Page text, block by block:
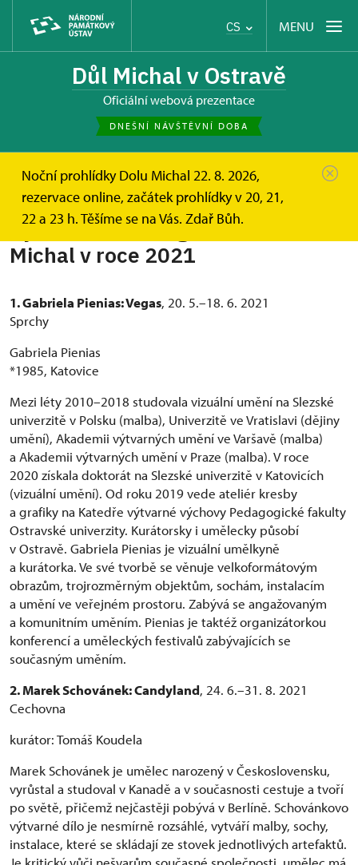
CS MENU
Důl Michal v Ostravě
oficiální webová prezentace
DNEŠNÍ NÁVŠTĚVNÍ DOBA
Noční prohlídky Dolu Michal 22. 8. 2026,
rezervace online, začátek prohlídky v 20, 21,
22 a 23 h. Těšíme se na Vás. Zdař Bůh.
Výstavní činnost galerie Dolu
Michal v roce 2021
1. Gabriela Pienias: Vegas, 20. 5.–18. 6. 2021
Sprchy
Gabriela Pienias
*1985, Katovice
Mezi léty 2010–2018 studovala vizuální umění na Slezské
univerzitě v Polsku (malba), Univerzitě ve Vratislavi (dějiny
umění), Akademii výtvarných umění ve Varšavě (malba)
a Akademii výtvarných umění v Praze (malba). V roce
2020 získala doktorát na Slezské univerzitě v Katovicích
(vizuální umění). Od roku 2019 vede ateliér kresby
a grafiky na Katedře výtvarné výchovy Pedagogické fakulty
Ostravské univerzity. Kurátorsky i umělecky působí
v Ostravě. Gabriela Pienias je vizuální umělkyně
a kurátorka. Ve své tvorbě se věnuje velkoformátovým
obrazům, trojrozměrným objektům, sochám, instalacím
a umění ve veřejném prostoru. Zabývá se angažovaným
a komunitním uměním. Pienias je taktéž organizátorkou
konferencí a uměleckých festivalů zabývajících se
současným uměním.
2. Marek Schovánek: Candyland, 24. 6.–31. 8. 2021
Cechovna
kurátor: Tomáš Koudela
Marek Schovánek je umělec narozený v Československu,
vyrůstal a studoval v Kanadě a v současnosti cestuje a tvoří
po světě, přičemž nejčastěji pobývá v Berlíně. Schovánkovo
výtvarné dílo je nesmírně rozsáhlé, vytváří malby, sochy,
instalace, které se skládají ze stovek jednotlivých artefaktů.